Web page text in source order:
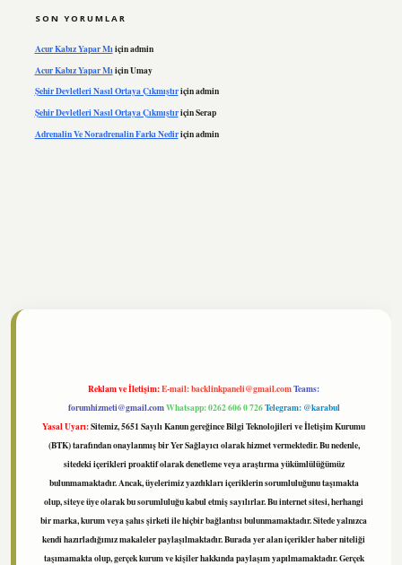
SON YORUMLAR
Acur Kabız Yapar Mıiçinadmin
Acur Kabız Yapar Mı içinUmay
Şehir Devletleri Nasıl Ortaya Çıkmıştıriçinadmin
Şehir Devletleri Nasıl Ortaya ÇıkmıştıriçinSerap
Adrenalin Ve Noradrenalin Farkı Nediriçinadmin
Reklam ve İletişim:E-mail:backlinkpaneli@gmail.comTeams:
forumhizmeti@gmail.comWhatsapp: 0262 606 0 726Telegram: @karabul
Yasal Uyarı:Sitemiz, 5651 Sayılı Kanun gereğince Bilgi Teknolojileri ve İletişim Kurumu
(BTK) tarafından onaylanmış bir Yer Sağlayıcı olarak hizmet vermektedir. Bu nedenle,
sitedeki içerikleri proaktif olarak denetleme veya araştırma yükümlülüğümüz
bulunmamaktadır. Ancak, üyelerimiz yazdıkları içeriklerin sorumluluğunu taşımakta
olup, siteye üye olarak bu sorumluluğu kabul etmiş sayılırlar. Bu internet sitesi, herhangi
bir marka, kurum veya şahıs şirketi ile hiçbir bağlantısı bulunmamaktadır. Sitede yalnızca
kendi hazırladığımız makaleler paylaşılmaktadır. Burada yer alan içerikler haber niteliği
taşımamakta olup, gerçek kurum ve kişiler hakkında paylaşım yapılmamaktadır. Gerçek